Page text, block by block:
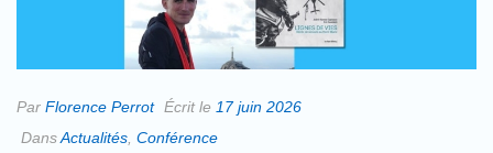
Par Florence Perrot Écrit le 17 juin 2026
DansActualités Conférence